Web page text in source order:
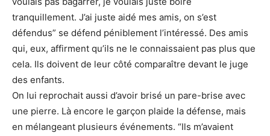
tranquillement. J’ai juste aidé mes amis, on s’est
défendus” se défend péniblement l’intéressé. Des amis
qui, eux, affirment qu’ils ne le connaissaient pas plus que
cela. Ils doivent de leur côté comparaître devant le juge
des enfants.
On lui reprochait aussi d’avoir brisé un pare-brise avec
une pierre. Là encore le garçon plaide la défense, mais
en mélangeant plusieurs événements. “Ils m’avaient